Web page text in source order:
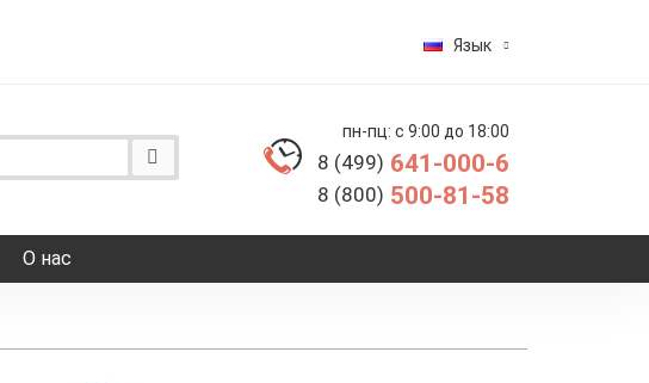
Язык
пн-пц: с 9:00 до 18:00
8 (499) 641-000-6
8 (800) 500-81-58
О нас